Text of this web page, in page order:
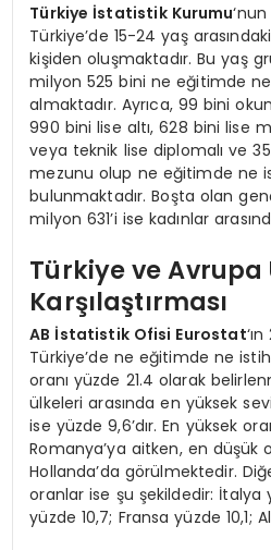
Türkiye İstatistik Kurumu
Türkiye’de 15-24 yaş
kişiden oluşmaktadır. Bu yaş
milyon 525 bini ne eğitimde
almaktadır. Ayrıca, 99 bini
990 bini lise altı, 628 bini lise
veya teknik lise diplomalı ve
mezunu olup ne eğitimde ne
bulunmaktadır. Boşta olan
milyon 631’i ise kadınlar
Türkiye ve Avrupa
Karşılaştırması
AB İstatistik Ofisi Eurostat
Türkiye’de ne eğitimde ne
oranı yüzde 21.4 olarak
ülkeleri arasında en yüksek
ise yüzde 9,6’dır. En yüksek
Romanya’ya aitken, en düşük
Hollanda’da görülmektedir.
oranlar ise şu şekildedir: İtalya
yüzde 10,7; Fransa yüzde 10,1;